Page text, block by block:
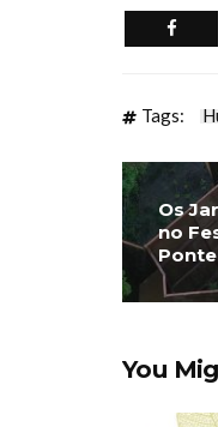
Tags:
Os
no
You